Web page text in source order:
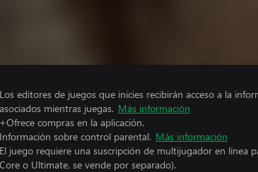
Los editores de juegos que inicies recibirán acceso a la
asociados mientras juegas. Más información
+Ofrece compras en la aplicación.
Información sobre control parental. Más información
El juego requiere una suscripción de multijugador en línea
Core o Ultimate, se vende por separado).